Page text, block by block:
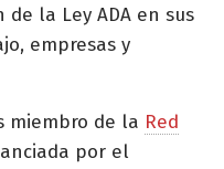
la Ley ADA en sus
empresas y
miembro de la Red
por el